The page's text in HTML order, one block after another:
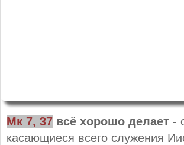
Мк 7, 37 всё хорошо делает -
касающиеся всего служения